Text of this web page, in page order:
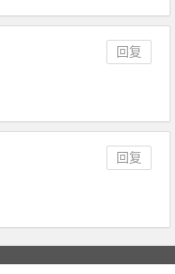
回复
回复